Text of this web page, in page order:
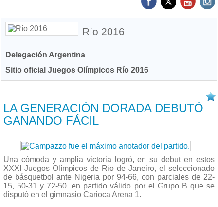
Río 2016
Delegación Argentina
Sitio oficial Juegos Olímpicos Río 2016
LA GENERACIÓN DORADA DEBUTÓ
GANANDO FÁCIL
Una cómoda y amplia victoria logró, en su debut en estos
XXXI Juegos Olímpicos de Río de Janeiro, el seleccionado
de básquetbol ante Nigeria por 94-66, con parciales de 22-
15, 50-31 y 72-50, en partido válido por el Grupo B que se
disputó en el gimnasio Carioca Arena 1.